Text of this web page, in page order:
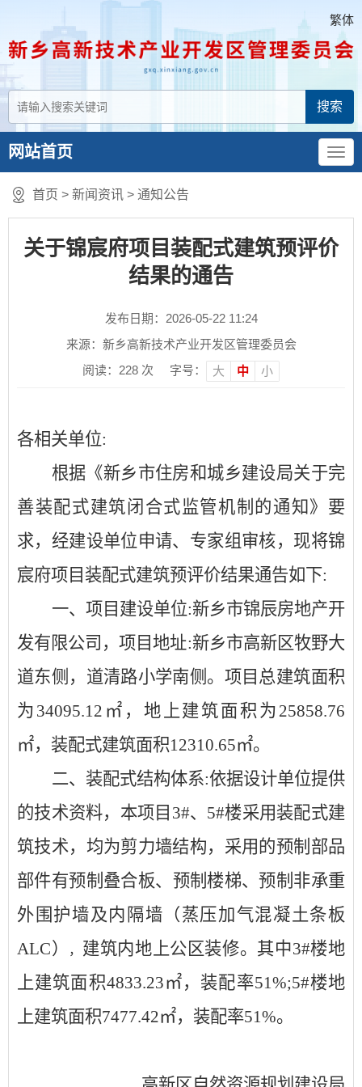
繁体
网站首页
首页 > 新闻资讯 > 通知公告
关于锦宸府项目装配式建筑预评价
结果的通告
发布日期：2026-05-22 11:24
来源：新乡高新技术产业开发区管理委员会
阅读： 228 次 字号： 大 中 小
各相关单位:
根据《新乡市住房和城乡建设局关于完
善装配式建筑闭合式监管机制的通知》要
求，经建设单位申请、专家组审核，现将锦
宸府项目装配式建筑预评价结果通告如下:
一、 项目建设单位:新乡市锦辰房地产开
发有限公司 ，项目地址:新乡市高新区牧野大
道东侧，道清路小学南侧 。项目总建筑面积
为 34095.12 ㎡，地上建筑面积为 25858.76
㎡，装配式建筑面积12310.65㎡。
二、 装配式结构体系:依据设计单位提供
的技术资料，本项目 3#、 5#楼采用装配式建
筑技术，均为剪力墙结构，采用的预制部品
部件有预制叠合板、 预制楼梯、预制 非承重
外围护墙及内隔墙（蒸压加气混凝土条板
ALC）
， 建筑内地上公区装修。其中3#楼地
上建筑面积4833.23㎡，装配率51%;5#楼地
上建筑面积7477.42㎡，装配率51%。